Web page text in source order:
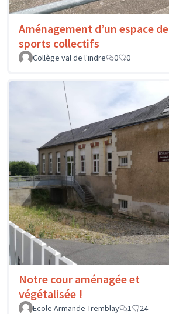
Aménagement d’un espace de
sports collectifs
Collège val de l'indre
0 0
Notre cour aménagée et
végétalisée !
Ecole Armande Tremblay
1 24